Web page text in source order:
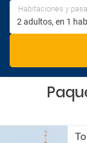
Habitaciones y